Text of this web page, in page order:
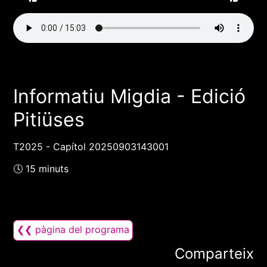
Informatiu Migdia - Edició
Pitiüses
T2025 - Capítol 20250903143001
🕓 15 minuts
❮❮ pàgina del programa
Comparteix